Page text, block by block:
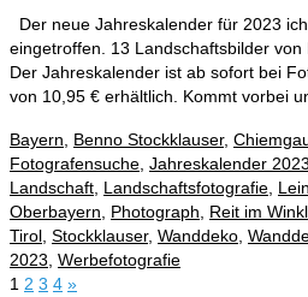
Der neue Jahreskalender für 2023
eingetroffen. 13 Landschaftsbilder von
Der Jahreskalender ist ab sofort bei
von 10,95 € erhältlich. Kommt vorbei
Bayern Benno Stockklauser,
Fotografensuche Jahreskalender 2023
Landschaft Landschaftsfotografie
Oberbayern
Photograph Reit im Winkl
Tirol Stockklauser, Wanddeko
2023 Werbefotografie
1 2 3 4 »